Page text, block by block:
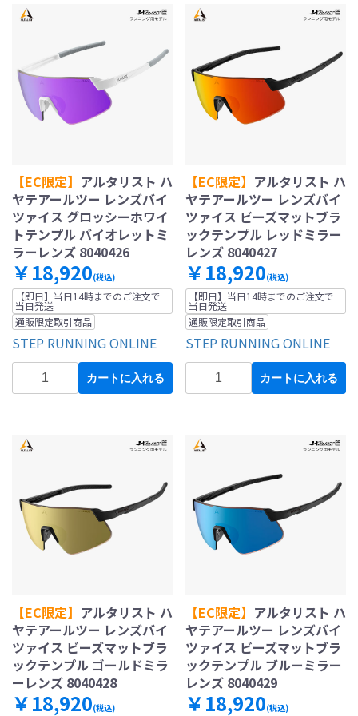
【EC限定】 アルタリスト ハ
ヤテアールツー レンズバイ
ツァイス グロッシーホワイ
トテンプル バイオレットミ
ラーレンズ 8040426
￥18,920(税込)
【即日】当日14時までのご注文で
当日発送
通販限定取引商品
STEP RUNNING ONLINE
カートに入れる
【EC限定】 アルタリスト ハ
ヤテアールツー レンズバイ
ツァイス ビーズマットブラ
ックテンプル レッドミラー
レンズ 8040427
￥18,920(税込)
【即日】当日14時までのご注文で
当日発送
通販限定取引商品
STEP RUNNING ONLINE
カートに入れる
【EC限定】 アルタリスト ハ
ヤテアールツー レンズバイ
ツァイス ビーズマットブラ
ックテンプル ゴールドミラ
ーレンズ 8040428
￥18,920(税込)
【EC限定】 アルタリスト ハ
ヤテアールツー レンズバイ
ツァイス ビーズマットブラ
ックテンプル ブルーミラー
レンズ 8040429
￥18,920(税込)